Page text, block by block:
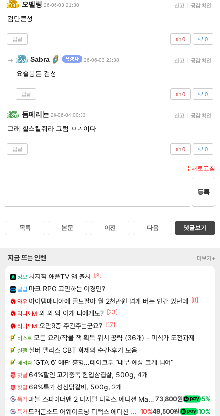
오멜링 26-06-03 21:30 신고 | 공감 확인
검만큰성
답글 0
0
Sabra 26-06-03 22:38 신고 | 공감 확인
요술봉든 검성
답글 0
0
돔페리뇬 26-06-04 00:33 신고 | 공감 확인
그래 힐스킬줘라 그럼 ㅇㅈ이다
답글 0
0
새로고침
등록
목록 본문 이전 다음 댓글보기
지금 뜨는 인벤 더보기+
정보 치지직 애플TV 앱 출시 [3]
클립 마크 RPG 고민하는 이경민?
와우 아이템매니아에 골드팔아 월 2천만원 넘게 버는 인간 있던데 [8]
리니지M 와 와 와 이게 나에게도? [23]
리니지M 오만9층 주긴주는군요? [17]
비스트 모든 요리/작물 책 획득 위치 공략 (36개) - 미식가 도전과제
실팰 실버 팰리스 CBT 화제의 순간·후기 모음
해외겜 ‘GTA 6’ 예판 흥행…테이크투 “내부 예상 크게 넘어”
핫딜 64%할인 고기중독 한입삼겹살, 500g, 4개
핫딜 69%특가 성심닭갈비, 500g, 2개
특가 마블 스파이더맨 2 디지털 디럭스 에디션 Marvel's Spider-Man 2 Digital Deluxe Edition 73,800원 5%
특가 드래곤소드 어웨이크닝 디럭스 에디션 DragonSword Awakening Deluxe Edition 10%49,500원 10%